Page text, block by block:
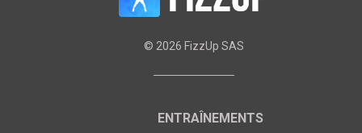
© 2026 FizzUp SAS
ENTRAÎNEMENTS